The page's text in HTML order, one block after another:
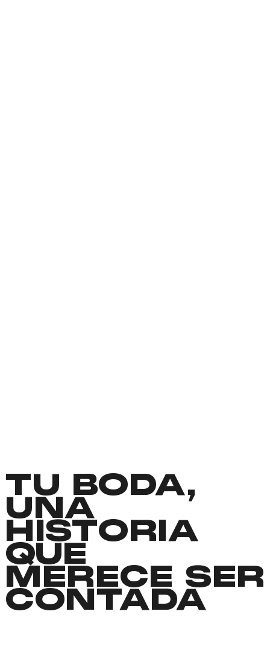
TU BODA,
UNA
HISTORIA
QUE
MERECE SER
CONTADA